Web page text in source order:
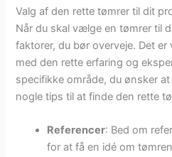
Valg af den rette tømrer til dit
Når du skal vælge en tømrer til
faktorer, du bør overveje. Det
med den rette erfaring og
specifikke område, du ønsker
nogle tips til at finde den rette
Referencer: Bed om
for at få en idé om